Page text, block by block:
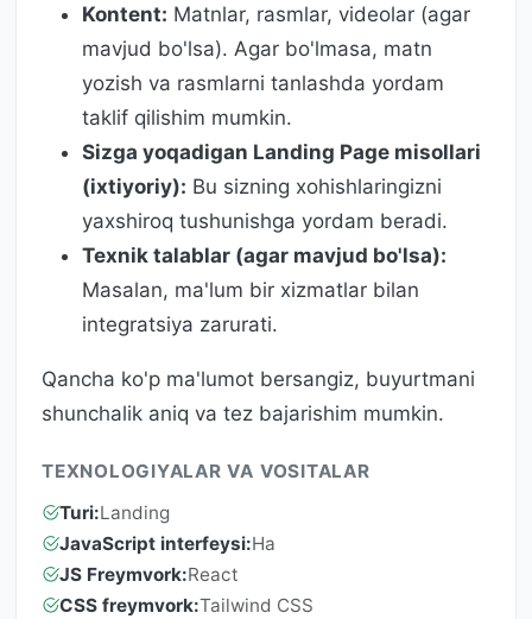
Kontent: Matnlar, rasmlar, videolar (agar
mavjud bo'lsa). Agar bo'lmasa, matn
yozish va rasmlarni tanlashda yordam
taklif qilishim mumkin.
Sizga yoqadigan Landing Page misollari
(ixtiyoriy): Bu sizning xohishlaringizni
yaxshiroq tushunishga yordam beradi.
Texnik talablar (agar mavjud bo'lsa):
Masalan, ma'lum bir xizmatlar bilan
integratsiya zarurati.
Qancha ko'p ma'lumot bersangiz, buyurtmani
shunchalik aniq va tez bajarishim mumkin.
TEXNOLOGIYALAR VA VOSITALAR
Turi:Landing
JavaScript interfeysi:Ha
JS Freymvork:React
CSS freymvork:Tailwind CSS